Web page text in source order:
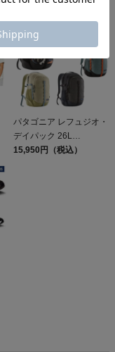
パタゴニア レフュジオ・
デイパック 26L
PATAGONIA REFUGIO
15,950円（税込）